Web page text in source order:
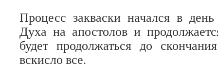
Процесс закваски начался в
Духа на апостолов и
будет продолжаться до
вскисло все.